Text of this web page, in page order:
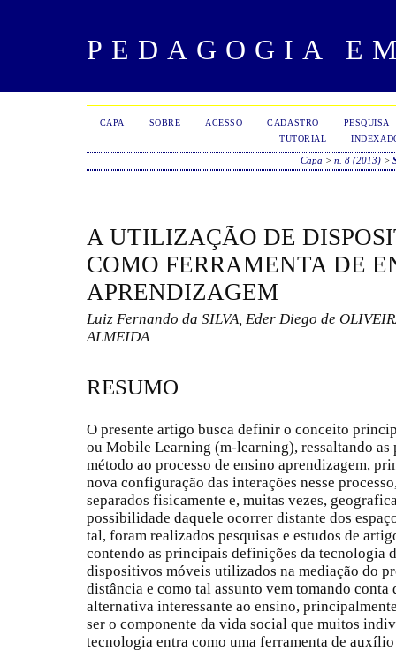
PEDAGOGIA
CAPA SOBRE ACESSO CADASTRO
PESQUISA
TUTORIAL
Capa > n. 8 (2013)>
A UTILIZAÇÃO DE
COMO FERRAMENTA DE
APRENDIZAGEM
Luiz Fernando da SILVA, Eder Diego de
ALMEIDA
RESUMO
O presente artigo busca definir o conceito
ou Mobile Learning (m-learning), ressaltando
método ao processo de ensino aprendizagem,
nova configuração das interações nesse
separados fisicamente e, muitas vezes,
possibilidade daquele ocorrer distante dos
tal, foram realizados pesquisas e estudos de
contendo as principais definições da tecnologia
dispositivos móveis utilizados na mediação do
distância e como tal assunto vem tomando conta
alternativa interessante ao ensino,
ser o componente da vida social que muitos
tecnologia entra como uma ferramenta de